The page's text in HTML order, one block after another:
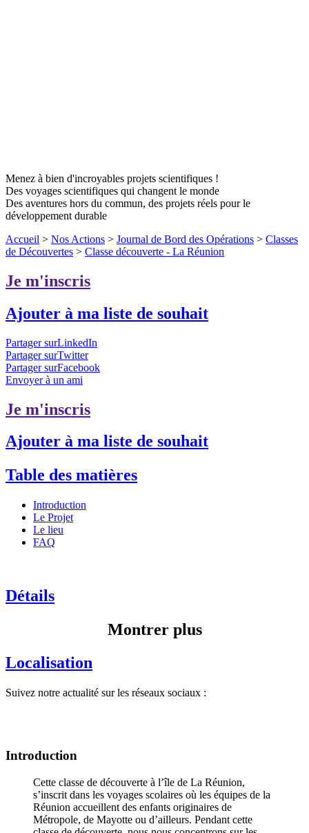
Menez à bien d'incroyables projets scientifiques !
Des voyages scientifiques qui changent le monde
Des aventures hors du commun, des projets réels pour le
développement durable
Accueil > Nos Actions > Journal de Bord des Opérations > Classes
de Découvertes > Classe découverte - La Réunion
Je m'inscris
Ajouter à ma liste de souhait
Partager surLinkedIn
Partager surTwitter
Partager surFacebook
Envoyer à un ami
Je m'inscris
Ajouter à ma liste de souhait
Table des matières
Introduction
Le Projet
Le lieu
FAQ
Détails
Montrer plus
Localisation
Suivez notre actualité sur les réseaux sociaux :
Introduction
Cette classe de découverte à l’île de La Réunion,
s’inscrit dans les voyages scolaires où les équipes de la
Réunion accueillent des enfants originaires de
Métropole, de Mayotte ou d’ailleurs. Pendant cette